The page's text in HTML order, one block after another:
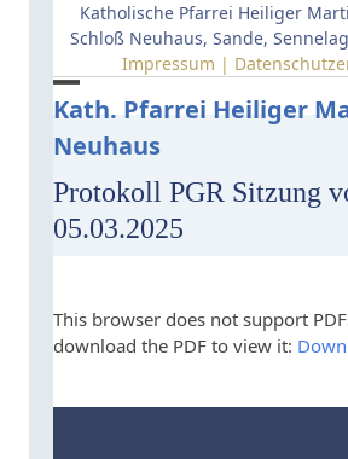
Katholische Pfarrei Heiliger
Schloß Neuhaus, Sande,
Impressum |
Kath. Pfarrei Heiliger
Neuhaus
Open
mobile
menu
Close
mobile
menu
Protokoll PGR Sitzung
05.03.2025
This browser does not support
download the PDF to view it: